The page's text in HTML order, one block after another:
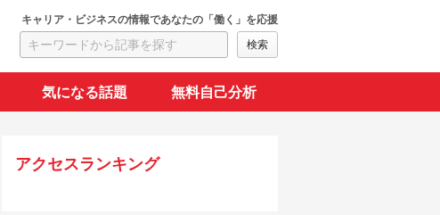
キャリア・ビジネスの情報であなたの「働く」を応援
気になる話題 無料自己分析
アクセスランキング